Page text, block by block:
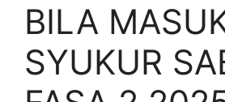
BILA
SYUKUR